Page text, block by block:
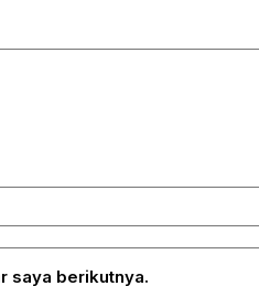
saya berikutnya.